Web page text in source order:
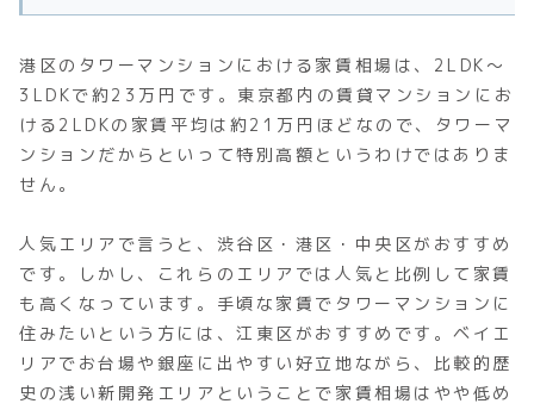
港区のタワーマンションにおける家賃相場は、2LDK～
3LDKで約23万円です。東京都内の賃貸マンションにお
ける2LDKの家賃平均は約21万円ほどなので、タワーマ
ンションだからといって特別高額というわけではありま
せん。
人気エリアで言うと、渋谷区・港区・中央区がおすすめ
です。しかし、これらのエリアでは人気と比例して家賃
も高くなっています。手頃な家賃でタワーマンションに
住みたいという方には、江東区がおすすめです。ベイエ
リアでお台場や銀座に出やすい好立地ながら、比較的歴
史の浅い新開発エリアということで家賃相場はやや低め